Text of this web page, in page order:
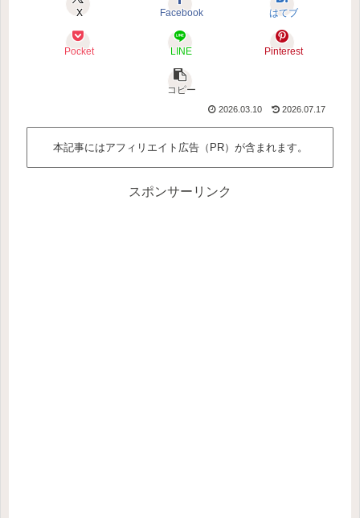
X Facebook はてブ
Pocket LINE Pinterest
コピー
2026.03.10 2026.07.17
本記事にはアフィリエイト広告（PR）が含まれます。
スポンサーリンク